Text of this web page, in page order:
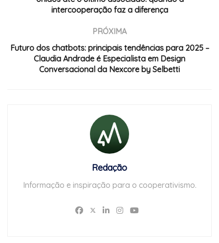
intercooperação faz a diferença
PRÓXIMA
Futuro dos chatbots: principais tendências para 2025 –
Claudia Andrade é Especialista em Design
Conversacional da Nexcore by Selbetti
Redação
Informação e inspiração para o cooperativismo.